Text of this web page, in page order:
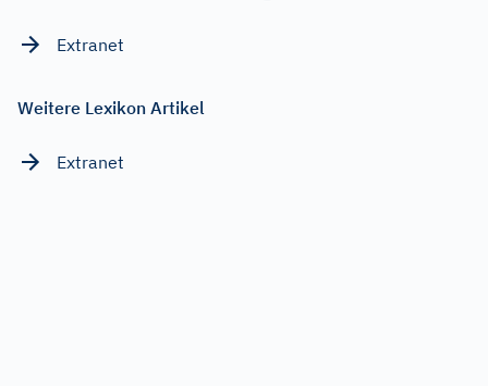
Extranet
Weitere Lexikon Artikel
Extranet